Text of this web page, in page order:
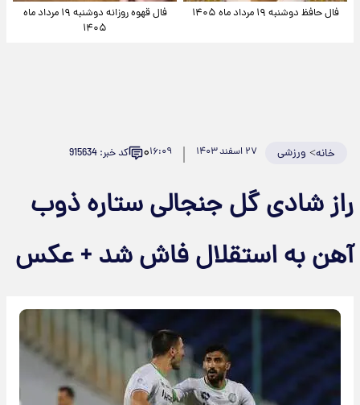
فال حافظ دوشنبه ۱۹ مرداد ماه ۱۴۰۵
فال قهوه روزانه دوشنبه ۱۹ مرداد ماه
۱۴۰۵
خانه>ورزشی ۲۷ اسفند ۱۴۰۳ ۱۶:۰۹۰ کد خبر: 915634
شادی گل جنجالی ستاره ذوب
به استقلال فاش شد + عکس